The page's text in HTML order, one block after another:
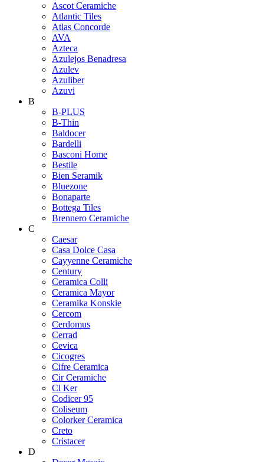
Ascot Ceramiche
Atlantic Tiles
Atlas Concorde
AVA
Azteca
Azulejos Benadresa
Azulev
Azuliber
Azuvi
B
B-PLUS
B-Thin
Baldocer
Bardelli
Basconi Home
Bestile
Bien Seramik
Bluezone
Bonaparte
Bottega Tiles
Brennero Ceramiche
C
Caesar
Casa Dolce Casa
Cayyenne Ceramiche
Century
Ceramica Colli
Ceramica Mayor
Ceramika Konskie
Cercom
Cerdomus
Cerrad
Cevica
Cicogres
Cifre Ceramica
Cir Ceramiche
Cl Ker
Codicer 95
Coliseum
Colorker Ceramica
Creto
Cristacer
D